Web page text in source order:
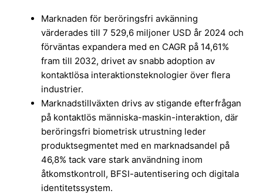
Marknaden för beröringsfri avkänning
värderades till 7 529,6 miljoner USD år 2024 och
förväntas expandera med en CAGR på 14,61%
fram till 2032, drivet av snabb adoption av
kontaktlösa interaktionsteknologier över flera
industrier.
Marknadstillväxten drivs av stigande efterfrågan
på kontaktlös människa-maskin-interaktion, där
beröringsfri biometrisk utrustning leder
produktsegmentet med en marknadsandel på
46,8% tack vare stark användning inom
åtkomstkontroll, BFSI-autentisering och digitala
identitetssystem.